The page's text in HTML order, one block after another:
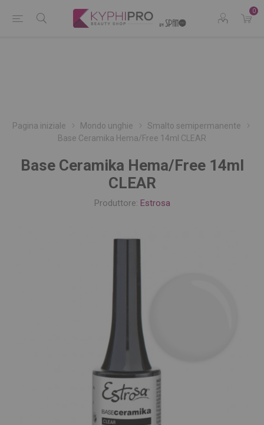
0
Pagina iniziale Mondo unghie
Smalto semipermanente
Base Ceramika Hema/Free 14ml CLEAR
Base Ceramika Hema/Free 14ml
CLEAR
Produttore: Estrosa